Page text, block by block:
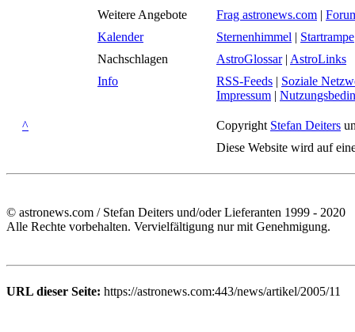
Weitere Angebote
Frag astronews.com |
Kalender
Sternenhimmel | Startrampe
Nachschlagen
AstroGlossar| AstroLinks
Info
RSS-Feeds | Soziale
Impressum |
^ Copyright Stefan Deiters
Diese Website wird auf
© astronews.com / Stefan Deiters und/oder Lieferanten 1999 - 2020
Alle Rechte vorbehalten. Vervielfältigung nur mit Genehmigung.
URL dieser Seite: https://astronews.com:443/news/artikel/2005/11